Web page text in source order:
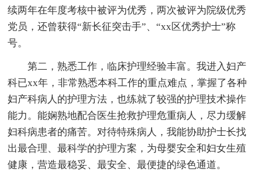
续两年在年度考核中被评为优秀，两次被评为院级优秀
党员，还曾获得“新长征突击手”、“xx区优秀护士”称
号。
第二，熟悉工作，临床护理经验丰富。我进入妇产
科已xx年，非常熟悉本科工作的重点难点，掌握了各种
妇产科病人的护理方法，也练就了较强的护理技术操作
能力。能娴熟地配合医生抢救护理危重病人，尽力缓解
妇科病患者的痛苦。对待特殊病人，我能协助护士长找
出最合理、最科学的护理方案，为母婴安全和妇女生殖
健康，营造最稳妥、最安全、最便捷的绿色通道。